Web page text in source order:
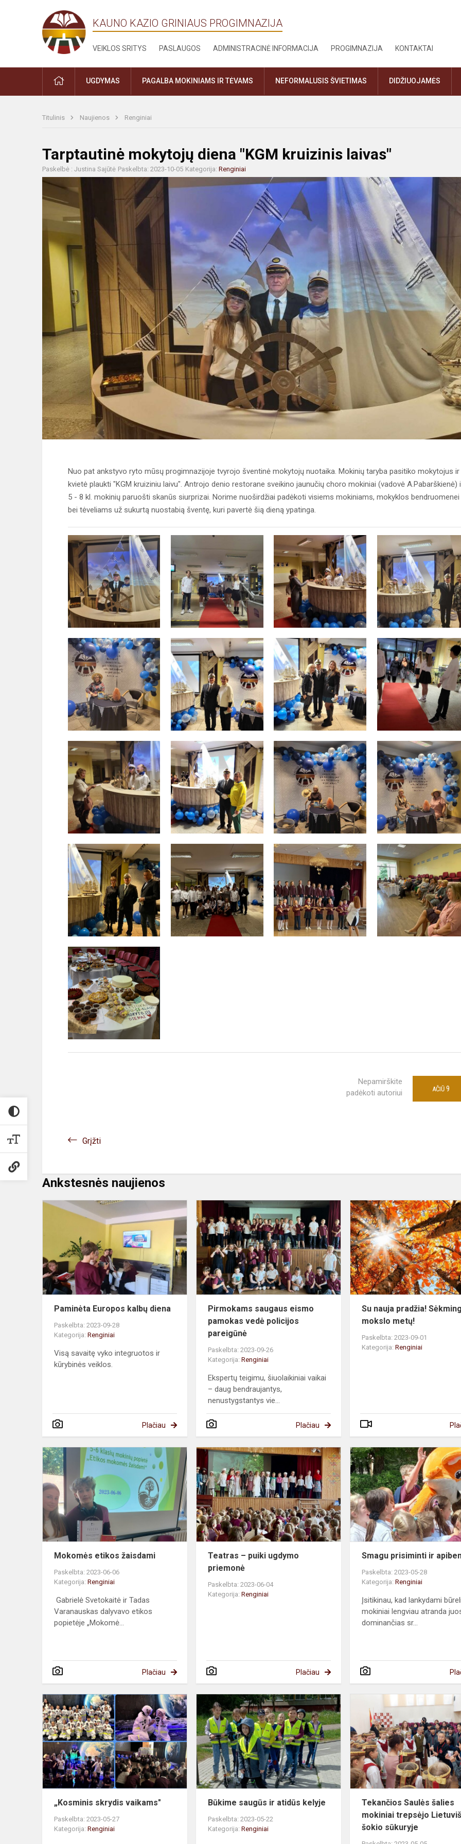
KAUNO KAZIO GRINIAUS PROGIMNAZIJA
VEIKLOS SRITYS PASLAUGOS ADMINISTRACINĖ INFORMACIJA PROGIMNAZIJA KONTAKTAI
PRADŽIAUGDYMAS PAGALBA MOKINIAMS IR TĖVAMS NEFORMALUSIS ŠVIETIMAS DIDŽIUOJAMĖS
Titulinis Naujienos Renginiai
Tarptautinė mokytojų diena "KGM kruizinis laivas"
Paskelbė : Justina Sajūtė Paskelbta: 2023-10-05 Kategorija: Renginiai
Nuo pat ankstyvo ryto mūsų progimnazijoje tvyrojo šventinė mokytojų nuotaika. Mokinių taryba pasitiko mokytojus ir
kvietė plaukti "KGM kruiziniu laivu". Antrojo denio restorane sveikino jaunučių choro mokiniai (vadovė A.Pabarškienė)
5 - 8 kl. mokinių paruošti skanūs siurprizai. Norime nuoširdžiai padėkoti visiems mokiniams, mokyklos bendruomenei
bei tėveliams už sukurtą nuostabią šventę, kuri pavertė šią dieną ypatinga.
Nepamirškite
padėkoti autoriui
AČIŪ 9
Grįžti
Ankstesnės naujienos
Paminėta
Europos
kalbų
diena
Paminėta Europos kalbų diena
Paskelbta: 2023-09-28
Kategorija: Renginiai
Visą savaitę vyko integruotos ir
kūrybinės veiklos.
Plačiau
Pirmokams
saugaus
eismo
pamokas
vedė
policijos
pareigūnė
Pirmokams saugaus eismo
pamokas vedė policijos
pareigūnė
Paskelbta: 2023-09-26
Kategorija:Renginiai
Ekspertų teigimu, šiuolaikiniai vaikai
– daug bendraujantys,
nenustygstantys vie...
Plačiau
Su nauja pradžia!
mokslo metų!
Paskelbta: 2023-09-01
Kategorija:Renginiai
Mokomės
etikos
žaisdami
Mokomės etikos žaisdami
Paskelbta: 2023-06-06
Kategorija: Renginiai
Gabrielė Svetokaitė ir Tadas
Varanauskas dalyvavo etikos
popietėje „Mokomė...
Plačiau
Teatras
puiki
ugdymo
priemonė
Teatras – puiki ugdymo
priemonė
Paskelbta: 2023-06-04
Kategorija:Renginiai
Plačiau
Smagu prisiminti ir
Paskelbta: 2023-05-28
Kategorija:Renginiai
Įsitikinau, kad lankydami
mokiniai lengviau atranda
dominančias sr...
„Kosminis
skrydis
vaikams"
„Kosminis skrydis vaikams"
Paskelbta: 2023-05-27
Kategorija: Renginiai
Būkime
saugūs
ir
atidūs
kelyje
Būkime saugūs ir atidūs kelyje
Paskelbta: 2023-05-22
Kategorija:Renginiai
Tekančios Saulės šalies
mokiniai trepsėjo
šokio sūkuryje